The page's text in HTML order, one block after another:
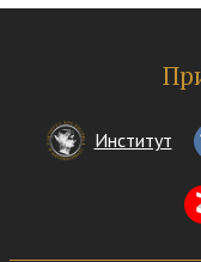
Институт